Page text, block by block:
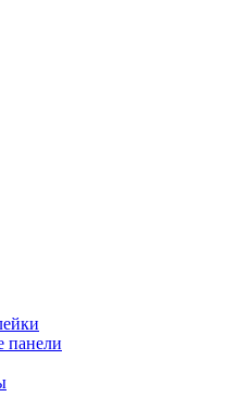
панели